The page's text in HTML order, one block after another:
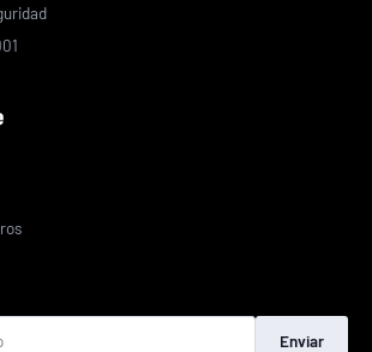
Enviar